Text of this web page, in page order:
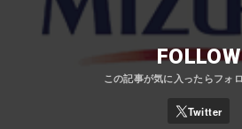
FOLLOW